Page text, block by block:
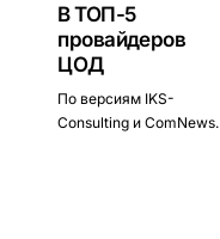
В ТОП-5
провайдеров
ЦОД
По версиям IKS-
Consulting и ComNews.